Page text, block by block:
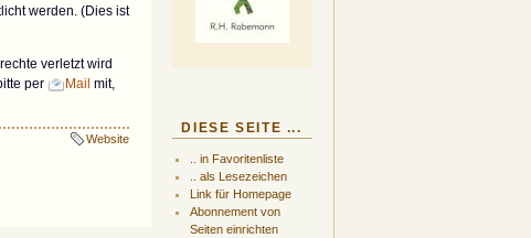
werden. (Dies ist
verletzt wird
per
Mail mit,
Website
DIESE SEITE ...
.. in Favoritenliste
.. als Lesezeichen
Link für Homepage
Abonnement von
Seiten einrichten